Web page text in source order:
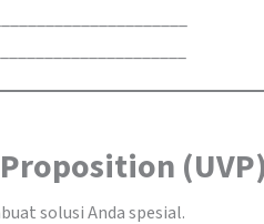
solusi Anda spesial.